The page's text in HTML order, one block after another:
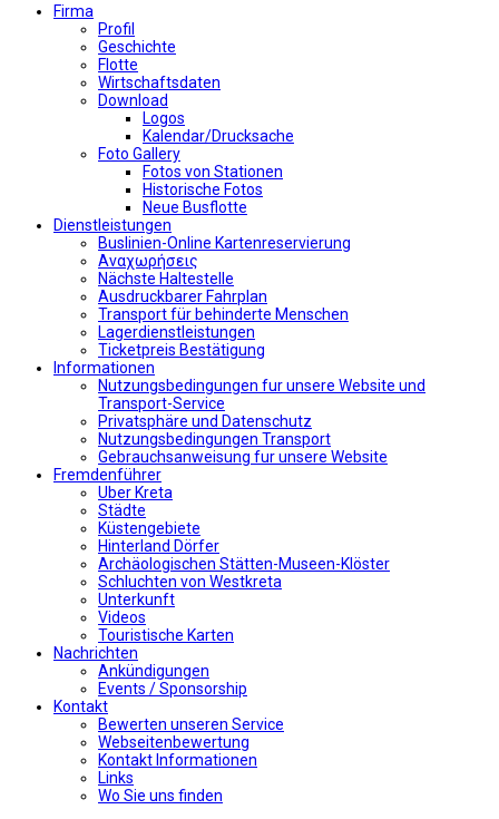
Firma
Profil
Geschichte
Flotte
Wirtschaftsdaten
Download
Logos
Kalendar/Drucksache
Foto Gallery
Fotos von Stationen
Historische Fotos
Neue Busflotte
Dienstleistungen
Buslinien-Online Kartenreservierung
Αναχωρήσεις
Nächste Haltestelle
Αusdruckbarer Fahrplan
Transport für behinderte Menschen
Lagerdienstleistungen
Ticketpreis Bestätigung
Informationen
Nutzungsbedingungen fur unsere Website und
Transport-Service
Privatsphäre und Datenschutz
Nutzungsbedingungen Transport
Gebrauchsanweisung fur unsere Website
Fremdenführer
Uber Kreta
Städte
Küstengebiete
Hinterland Dörfer
Archäologischen Stätten-Museen-Klöster
Schluchten von Westkreta
Unterkunft
Videos
Touristische Karten
Nachrichten
Ankündigungen
Events / Sponsorship
Kontakt
Bewerten unseren Service
Webseitenbewertung
Kontakt Informationen
Links
Wo Sie uns finden